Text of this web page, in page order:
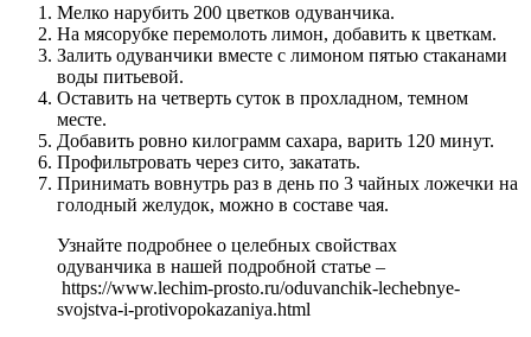
Мелко нарубить 200 цветков одуванчика.
На мясорубке перемолоть лимон, добавить к цветкам.
Залить одуванчики вместе с лимоном пятью стаканами
воды питьевой.
Оставить на четверть суток в прохладном, темном
месте.
Добавить ровно килограмм сахара, варить 120 минут.
Профильтровать через сито, закатать.
Принимать вовнутрь раз в день по 3 чайных ложечки на
голодный желудок, можно в составе чая.
Узнайте подробнее о целебных свойствах
одуванчика в нашей подробной статье –
https://www.lechim-prosto.ru/oduvanchik-lechebnye-
svojstva-i-protivopokazaniya.html